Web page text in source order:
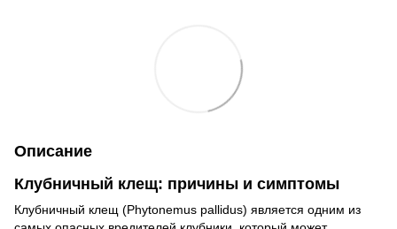
Описание
Клубничный клещ: причины и симптомы
Клубничный клещ (Phytonemus pallidus) является одним из